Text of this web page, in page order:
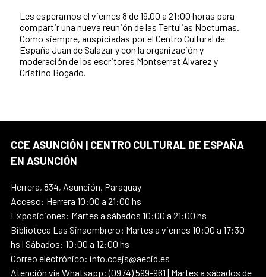
Les esperamos el viernes 8 de 19.00 a 21:00 horas para
compartir una nueva reunión de las Tertulias Nocturnas.
Como siempre, auspiciadas por el Centro Cultural de
España Juan de Salazar y con la organización y
moderación de los escritores Montserrat Álvarez y
Cristino Bogado.
CCE ASUNCIÓN | CENTRO CULTURAL DE ESPAÑA
EN ASUNCIÓN
Herrera, 834, Asunción, Paraguay
Acceso: Herrera 10:00 a 21:00 hs
Exposiciones: Martes a sábados 10:00 a 21:00 hs
Biblioteca Las Sinsombrero: Martes a viernes 10:00 a 17:30
hs | Sábados: 10:00 a 12:00 hs
Correo electrónico: info.ccejs@aecid.es
Atención vía Whatsapp: (0974) 599-961 | Martes a sábados de